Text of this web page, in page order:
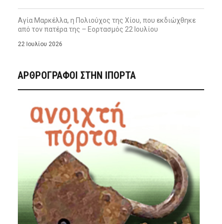
Αγία Μαρκέλλα, η Πολιούχος της Χίου, που εκδιώχθηκε
από τον πατέρα της – Εορτασμός 22 Ιουλίου
22 Ιουλίου 2026
ΑΡΘΡΟΓΡΑΦΟΙ ΣΤΗΝ IΠΟΡΤΑ